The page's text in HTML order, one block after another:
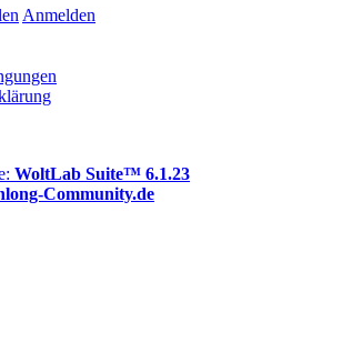
Anmelden
WoltLab Suite™ 6.1.23
Community.de